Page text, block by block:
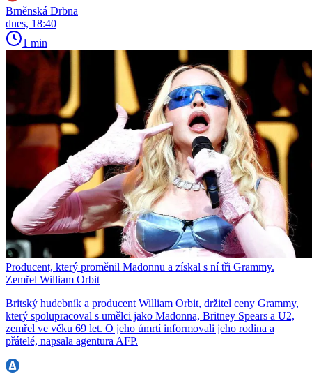
Brněnská Drbna
dnes, 18:40
1 min
Producent, který proměnil Madonnu a získal s ní tři Grammy.
Zemřel William Orbit
Britský hudebník a producent William Orbit, držitel ceny Grammy,
který spolupracoval s umělci jako Madonna, Britney Spears a U2,
zemřel ve věku 69 let. O jeho úmrtí informovali jeho rodina a
přátelé, napsala agentura AFP.